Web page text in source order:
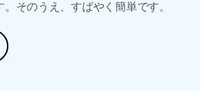
そのうえ、すばやく簡単です。